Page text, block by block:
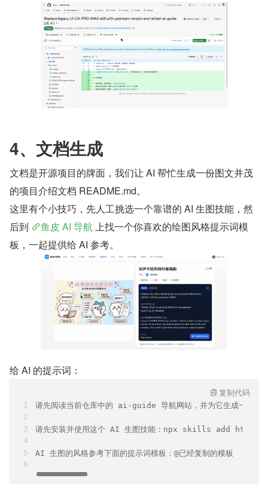
4、文档生成
文档是开源项目的牌面，我们让 AI 帮忙生成一份图文并茂
的项目介绍文档 README.md。
这里有个小技巧，先人工挑选一个靠谱的 AI 生图技能，然
后到
鱼皮 AI 导航 上找一个你喜欢的绘图风格提示词模
板，一起提供给 AI 参考。
给 AI 的提示词：
请先阅读当前仓库中的 ai-guide 导航网站，并为它生成一份高质
请先安装并使用这个 AI 生图技能：npx skills add
AI 生图的风格参考下面的提示词模板：@已经复制的模板
复制代码